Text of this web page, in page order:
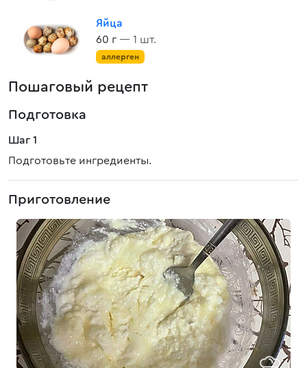
Яйца
60 г — 1 шт.
аллерген
Пошаговый рецепт
Подготовка
Шаг 1
Подготовьте ингредиенты.
Приготовление